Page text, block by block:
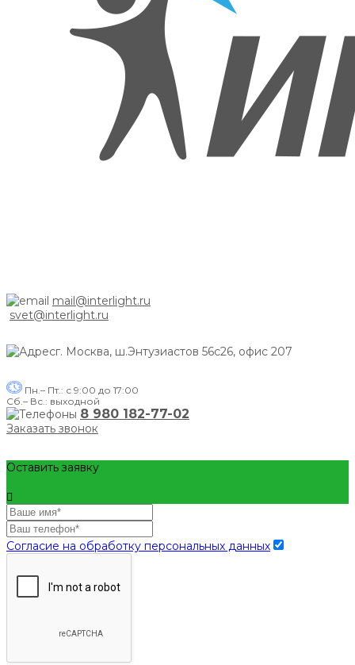
mail@interlight.ru
svet@interlight.ru
г. Москва, ш.Энтузиастов 56с26, офис 207
Пн.– Пт.: с 9:00 до 17:00
Сб.– Вс.: выходной
8 980 182-77-02
Заказать звонок
Оставить заявку
Согласие на обработку персональных данных